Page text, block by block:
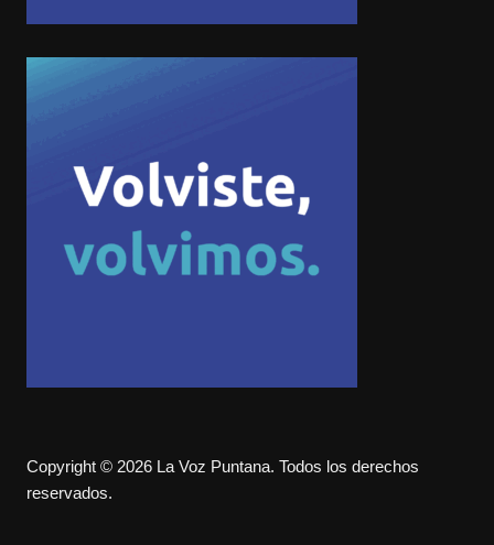
Copyright © 2026 La Voz Puntana. Todos los derechos
reservados.